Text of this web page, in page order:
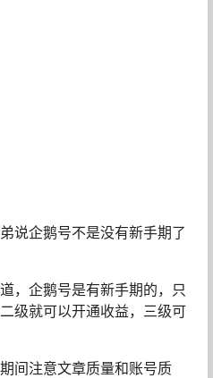
说企鹅号不是没有新手期了
，企鹅号是有新手期的，只
级就可以开通收益，三级可
间注意文章质量和账号质